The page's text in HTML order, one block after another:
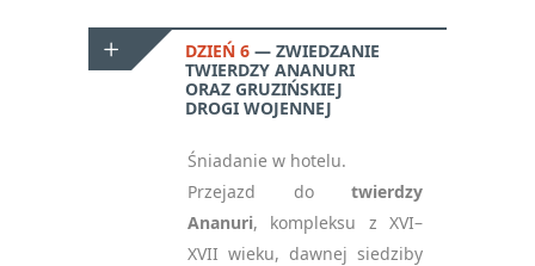
DZIEŃ 6
ZWIEDZANIE
TWIERDZY ANANURI
ORAZ GRUZIŃSKIEJ
DROGI WOJENNEJ
Śniadanie w hotelu.
Przejazd do twierdzy
Ananuri, kompleksu z XVI–
XVII wieku, dawnej siedziby